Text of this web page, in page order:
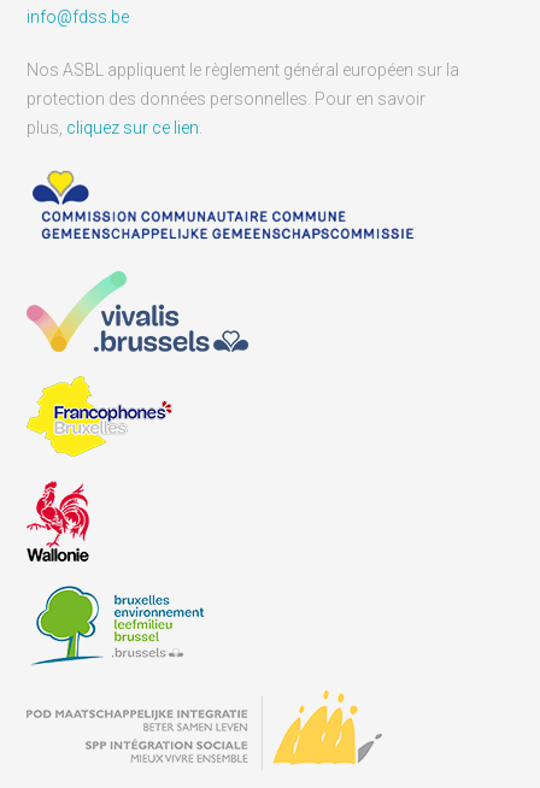
info@fdss.be
Nos ASBL appliquent le règlement général européen sur la
protection des données personnelles. Pour en savoir
plus, cliquez sur ce lien.